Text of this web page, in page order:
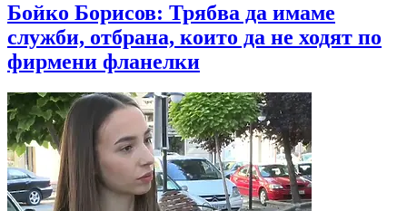
Бойко Борисов: Трябва да имаме
служби, отбрана, които да не ходят по
фирмени фланелки